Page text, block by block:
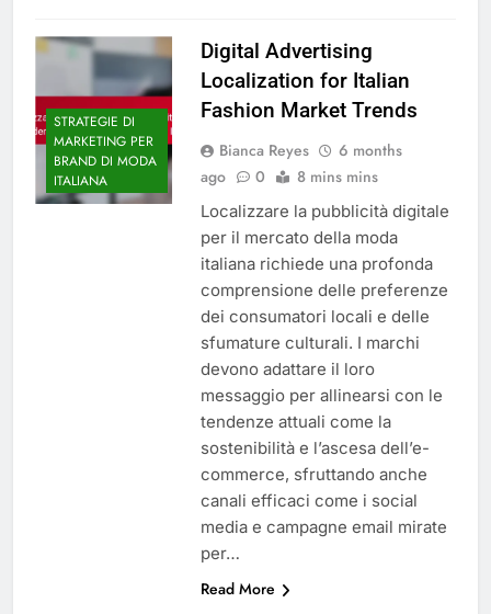
STRATEGIE DI
MARKETING PER
BRAND DI MODA
ITALIANA
Digital Advertising
Localization for Italian
Fashion Market Trends
Bianca Reyes
6 months
ago
0 8 mins mins
Localizzare la pubblicità digitale
per il mercato della moda
italiana richiede una profonda
comprensione delle preferenze
dei consumatori locali e delle
sfumature culturali. I marchi
devono adattare il loro
messaggio per allinearsi con le
tendenze attuali come la
sostenibilità e l’ascesa dell’e-
commerce, sfruttando anche
canali efficaci come i social
media e campagne email mirate
per…
Read More